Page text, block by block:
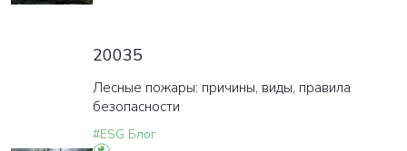
20035
Лесные пожары: причины, виды, правила
безопасности
#ESG Блог